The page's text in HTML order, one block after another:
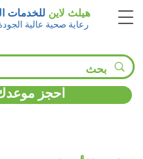
هيلث لاين للخدمات
رعاية صحية عالية
احجز